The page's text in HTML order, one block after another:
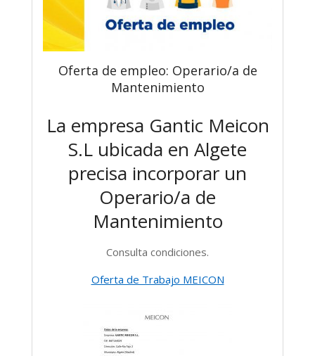
Oferta de empleo: Operario/a de
Mantenimiento
La empresa Gantic Meicon
S.L ubicada en Algete
precisa incorporar un
Operario/a de
Mantenimiento
Consulta condiciones.
Oferta de Trabajo MEICON